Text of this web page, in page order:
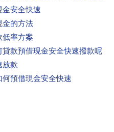
金安全快速
金的方法
低率方案
款預借現金安全快速撥款呢
放款
預借現金安全快速